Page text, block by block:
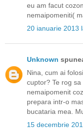
eu am facut
nemaipomeniti(
20 ianuarie 2013
Unknown
Nina, cum ai
cuptor? Te rog
nemaipomenit
prepara intr-o
bucataria mea.
15 decembrie